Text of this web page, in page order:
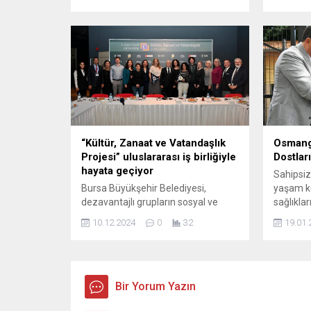
terörün sona erdirilmesi
hedefleniyor. Öneri, genel af
mahiyetinde değil; ayrıca terör
örgütü liderine özel bir statü
tanımıyor. Düzenlemeden
yararlanmak isteyenler için başvuru
süresi 6 ay olarak öngörülmüş...
dair
olarak
çıkıyor.
belirli
olarak
“Kültür, Zanaat ve Vatandaşlık
Projesi” uluslararası iş birliğiyle
hayata geçiyor
Bursa Büyükşehir Belediyesi,
dezavantajlı grupların sosyal ve
ekonomik hayata daha etkin bir
şekilde katılımını sağlamak,
taşıyarak toplumsal kalkınmayı
desteklemek amacıyla uluslararası
10.12.2024 0 32
Sahipsiz
yaşam
dolu
Bir Yorum Yazın